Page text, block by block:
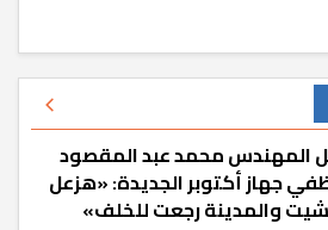
المهندس محمد عبد المقصود
جهاز أكتوبر الجديدة: «هزعل
والمدينة رجعت للخلف»